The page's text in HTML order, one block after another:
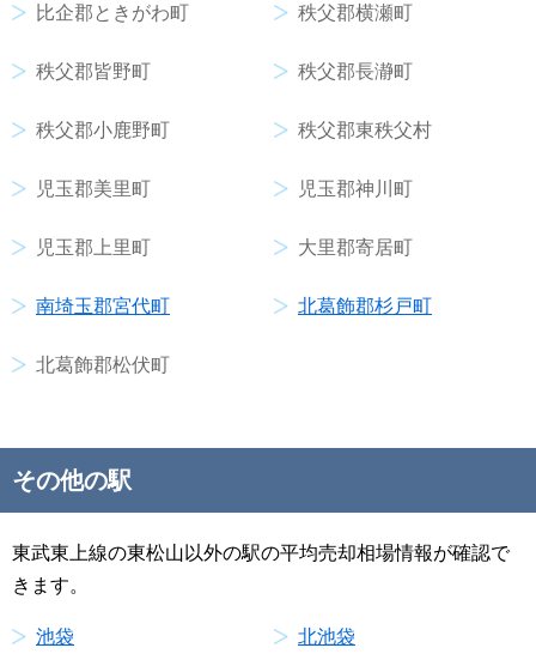
比企郡ときがわ町 秩父郡横瀬町
秩父郡皆野町 秩父郡長瀞町
秩父郡小鹿野町 秩父郡東秩父村
児玉郡美里町 児玉郡神川町
児玉郡上里町 大里郡寄居町
南埼玉郡宮代町 北葛飾郡杉戸町
北葛飾郡松伏町
その他の駅
東武東上線の東松山以外の駅の平均売却相場情報が確認で
きます。
池袋 北池袋